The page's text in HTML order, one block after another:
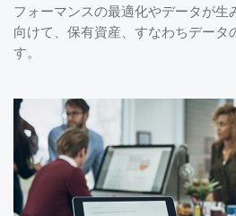
フォーマンスの最適化やデータが生
向けて、保有資産、すなわちデータ
す。